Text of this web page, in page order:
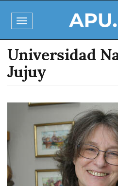
al
contenido
principal
Toggle
navigation
Universidad
Jujuy
Imagen